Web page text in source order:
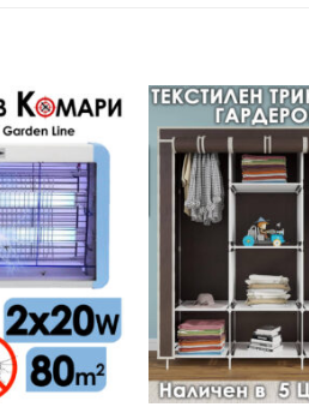
Добави
в
Любими